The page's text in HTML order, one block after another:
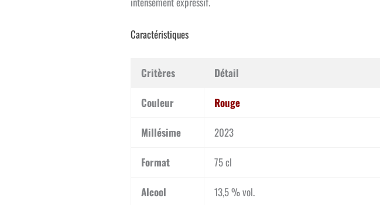
Caractéristiques
Critères Détail
Couleur Rouge
Millésime 2023
Format 75 cl
Alcool 13,5 % vol.